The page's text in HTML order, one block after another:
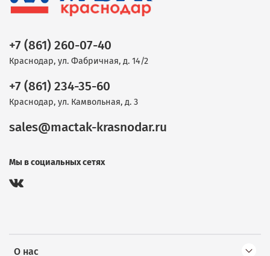
О нас
+7 (861) 260-07-40
Краснодар, ул. Фабричная, д. 14/2
+7 (861) 234-35-60
Краснодар, ул. Камвольная, д. 3
sales@mactak-krasnodar.ru
Мы в социальных сетях